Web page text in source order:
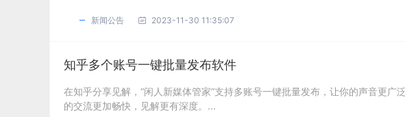
新闻公告 2023-11-30 11:35:07
知乎多个账号一键批量发布软件
在知乎分享见解，“闲人新媒体管家”支持多账号一键批量发布，让你的声音更
的交流更加畅快，见解更有深度。...